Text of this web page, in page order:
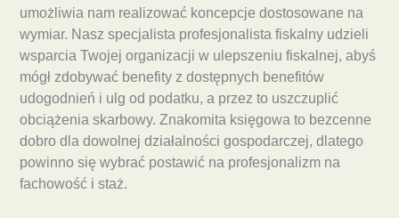
umożliwia nam realizować koncepcje dostosowane na
wymiar. Nasz specjalista profesjonalista fiskalny udzieli
wsparcia Twojej organizacji w ulepszeniu fiskalnej, abyś
mógł zdobywać benefity z dostępnych benefitów
udogodnień i ulg od podatku, a przez to uszczuplić
obciążenia skarbowy. Znakomita księgowa to bezcenne
dobro dla dowolnej działalności gospodarczej, dlatego
powinno się wybrać postawić na profesjonalizm na
fachowość i staż.